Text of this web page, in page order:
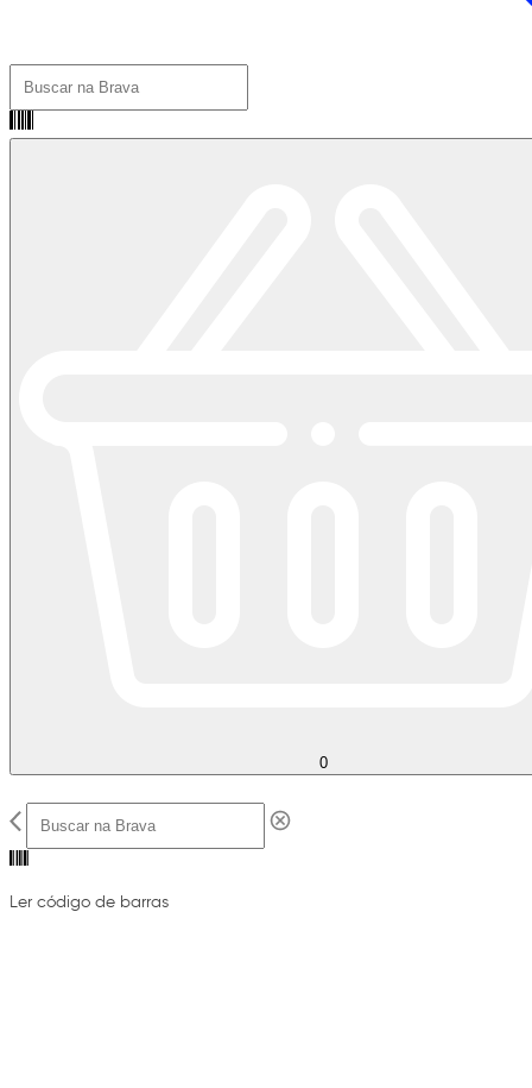
0
Ler código de barras